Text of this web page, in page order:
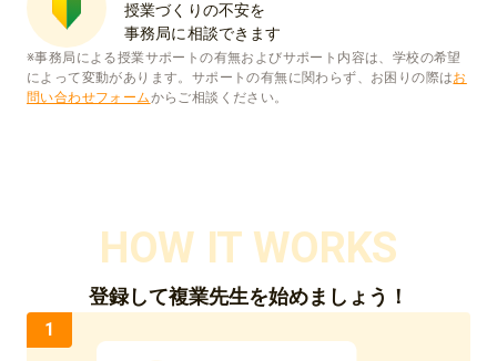
授業づくりの不安を
事務局に相談できます
※事務局による授業サポートの有無およびサポート内容は、学校の希望
によって変動があります。 サポートの有無に関わらず、お困りの際はお
問い合わせフォームからご相談ください。
HOW IT WORKS
登録して複業先生を始めましょう！
1